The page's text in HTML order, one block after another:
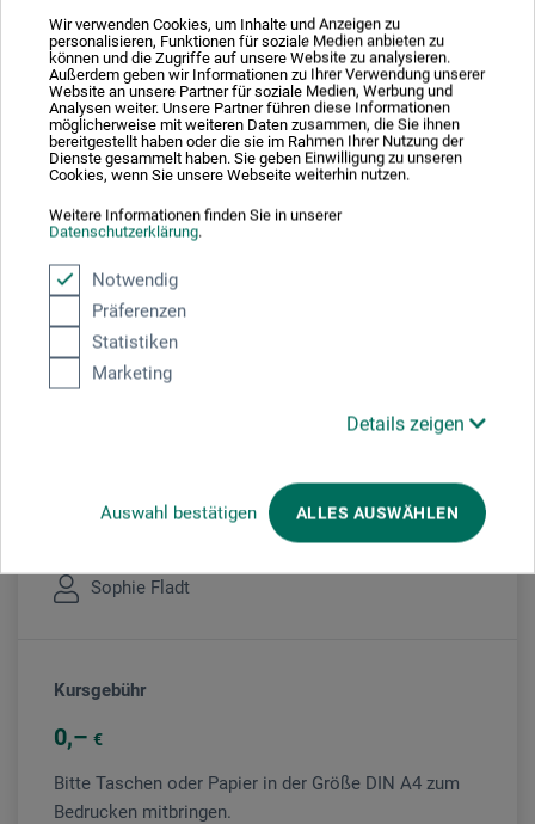
Wir verwenden Cookies, um Inhalte und Anzeigen zu
personalisieren, Funktionen für soziale Medien anbieten zu
können und die Zugriffe auf unsere Website zu analysieren.
Außerdem geben wir Informationen zu Ihrer Verwendung unserer
Website an unsere Partner für soziale Medien, Werbung und
Analysen weiter. Unsere Partner führen diese Informationen
möglicherweise mit weiteren Daten zusammen, die Sie ihnen
bereitgestellt haben oder die sie im Rahmen Ihrer Nutzung der
Dienste gesammelt haben. Sie geben Einwilligung zu unseren
Cookies, wenn Sie unsere Webseite weiterhin nutzen.
Weitere Informationen finden Sie in unserer
Datenschutzerklärung.
Notwendig
Präferenzen
Statistiken
Marketing
Details zeigen
Auswahl bestätigen ALLES AUSWÄHLEN
Teilnehmerzahl.
Veranstaltungsdatum
18. Jun. 2026
11:30 - 14:30 Uhr
Sie schauen derzeitig auf eine vergangene
Veranstaltung
Veranstaltungsort
Sophie Fladt
Kursgebühr
0 €
Bitte Taschen oder Papier in der Größe DIN A4 zum
Bedrucken mitbringen.